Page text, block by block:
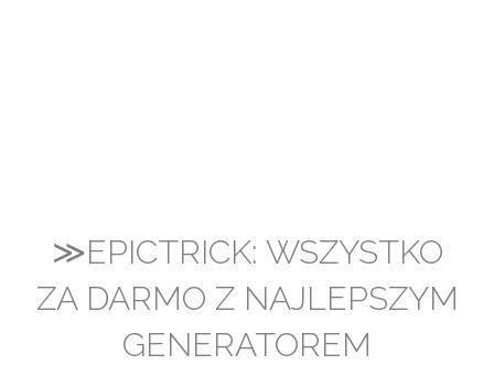
≫EPICTRICK: WSZYSTKO
ZA DARMO Z NAJLEPSZYM
GENERATOREM